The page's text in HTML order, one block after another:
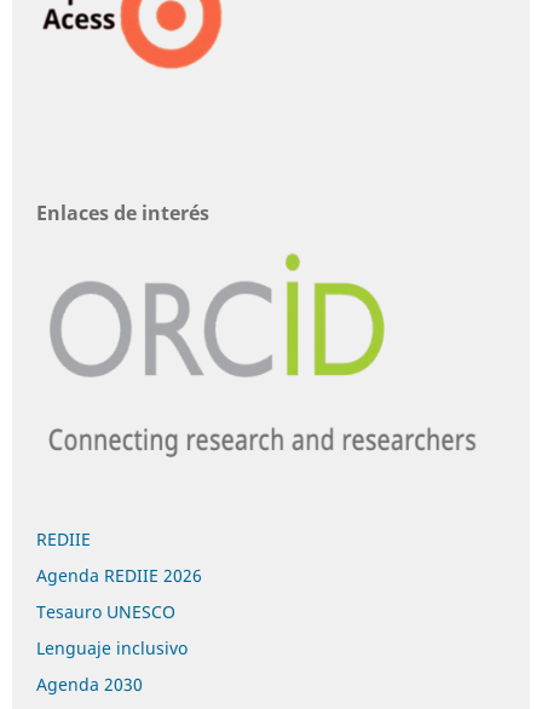
Enlaces de interés
REDIIE
Agenda REDIIE 2026
Tesauro UNESCO
Lenguaje inclusivo
Agenda 2030